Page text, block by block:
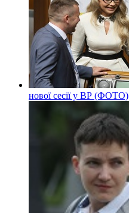
нової сесії у ВР (ФОТО)